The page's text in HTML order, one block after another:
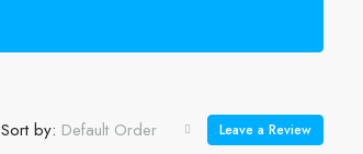
Sort by: Default Order Leave a Review